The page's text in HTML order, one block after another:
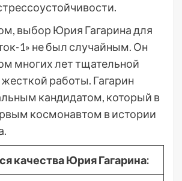
выбор Юрия Гагарина для
1» не был случайным. Он
многих лет тщательной
работы. Гагарин
кандидатом, который в
космонавтом в истории
качества Юрия Гагарина: